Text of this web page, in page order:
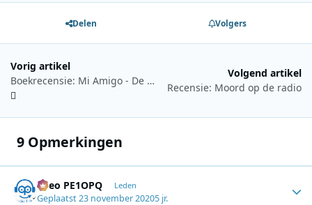
Delen Volgers
Vorig artikel
Boekrecensie: Mi Amigo - De Vlaamse Tack van de zeezenders
Volgend artikel
Recensie: Moord op de radio
9 Opmerkingen
Theo PE1OPQ Leden
Geplaatst23 november 20205 jr.